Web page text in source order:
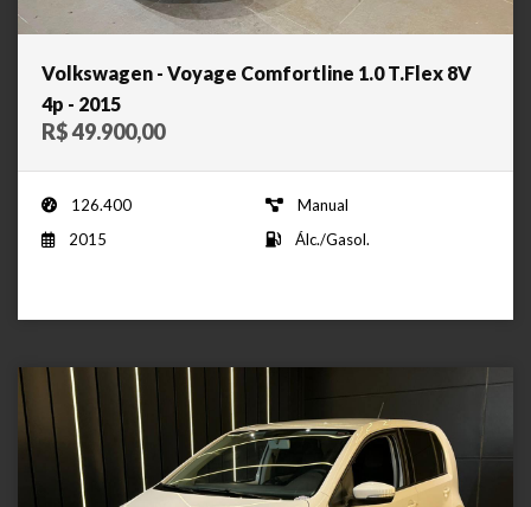
Volkswagen - Voyage Comfortline 1.0 T.Flex 8V
4p - 2015
R$ 49.900,00
126.400
Manual
2015
Álc./Gasol.